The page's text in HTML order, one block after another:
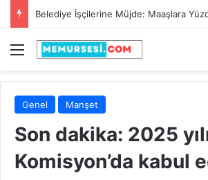
Menü
Genel Manşet
Son dakika: 2025
Komisyon’da kabul